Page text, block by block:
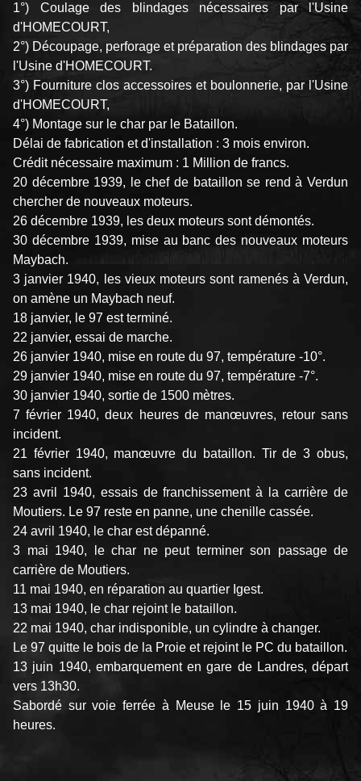
1°) Coulage des blindages nécessaires par l'Usine
d'HOMECOURT,
2°) Découpage, perforage et préparation des blindages par
l'Usine d'HOMECOURT.
3°) Fourniture clos accessoires et boulonnerie, par l'Usine
d'HOMECOURT,
4°) Montage sur le char par le Bataillon.
Délai de fabrication et d'installation : 3 mois environ.
Crédit nécessaire maximum : 1 Million de francs.
20 décembre 1939, le chef de bataillon se rend à Verdun
chercher de nouveaux moteurs.
26 décembre 1939, les deux moteurs sont démontés.
30 décembre 1939, mise au banc des nouveaux moteurs
Maybach.
3 janvier 1940, les vieux moteurs sont ramenés à Verdun,
on amène un Maybach neuf.
18 janvier, le 97 est terminé.
22 janvier, essai de marche.
26 janvier 1940, mise en route du 97, température -10°.
29 janvier 1940, mise en route du 97, température -7°.
30 janvier 1940, sortie de 1500 mètres.
7 février 1940, deux heures de manœuvres, retour sans
incident.
21 février 1940, manœuvre du bataillon. Tir de 3 obus,
sans incident.
23 avril 1940, essais de franchissement à la carrière de
Moutiers. Le 97 reste en panne, une chenille cassée.
24 avril 1940, le char est dépanné.
3 mai 1940, le char ne peut terminer son passage de
carrière de Moutiers.
11 mai 1940, en réparation au quartier Igest.
13 mai 1940, le char rejoint le bataillon.
22 mai 1940, char indisponible, un cylindre à changer.
Le 97 quitte le bois de la Proie et rejoint le PC du bataillon.
13 juin 1940, embarquement en gare de Landres, départ
vers 13h30.
Sabordé sur voie ferrée à Meuse le 15 juin 1940 à 19
heures.